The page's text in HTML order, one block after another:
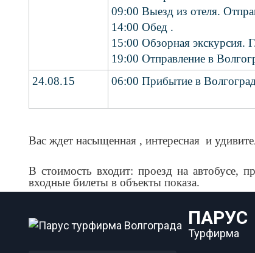
09:00 Выезд из отеля.
14:00 Обед .
15:00 Обзорная экскурсия.
19:00 Отправление в
24.08.15
06:00 Прибытие в
Вас ждет насыщенная , интересная и
В стоимость входит: проезд на автобусе,
входные билеты в объекты показа.
ПАРУС
Турфирма